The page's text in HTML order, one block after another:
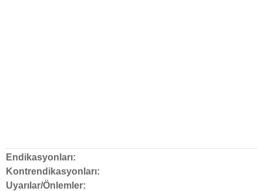
Endikasyonları:
Kontrendikasyonları:
Uyarılar/Önlemler: